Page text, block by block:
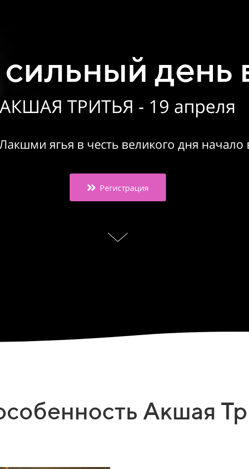
день
АКШАЯ ТРИТЬЯ - 19 апреля
ягья в честь великого дня начало
Регистрация
Акшая